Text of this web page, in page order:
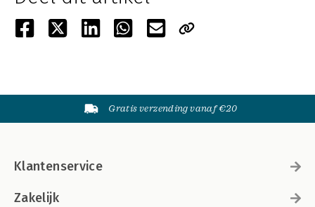
Gratis verzending vanaf €20
Klantenservice
Zakelijk